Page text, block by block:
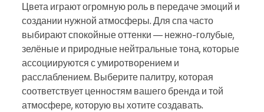
Цвета играют огромную роль в передаче эмоций и
создании нужной атмосферы. Для спа часто
выбирают спокойные оттенки — нежно-голубые,
зелёные и природные нейтральные тона, которые
ассоциируются с умиротворением и
расслаблением. Выберите палитру, которая
соответствует ценностям вашего бренда и той
атмосфере, которую вы хотите создавать.